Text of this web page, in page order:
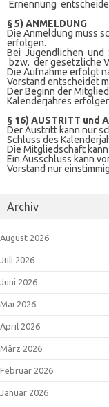
Ernennung
§ 5) ANMELDUNG
Die Anmeldung muss
erfolgen.
Bei Jugendlichen und
bzw. der gesetzliche
Die Aufnahme erfolgt
Vorstand entscheidet
Der Beginn der
Kalenderjahres
§ 16) AUSTRITT und
Der Austritt kann nur
Schluss des
Die Mitgliedschaft
Ein Ausschluss kann
Vorstand nur
Archiv
August 2026
Juli 2026
Juni 2026
Mai 2026
April 2026
März 2026
Februar 2026
Januar 2026